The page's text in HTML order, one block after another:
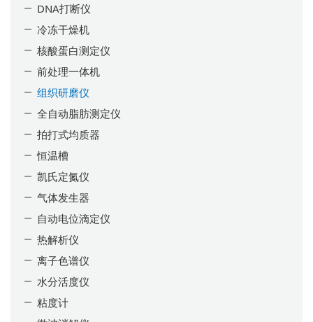
DNA打断仪
冷冻干燥机
核酸蛋白测定仪
前处理一体机
组织研磨仪
全自动脂肪测定仪
拍打式均质器
恒温槽
凯氏定氮仪
气体发生器
自动电位滴定仪
热解析仪
离子色谱仪
水分活度仪
粘度计